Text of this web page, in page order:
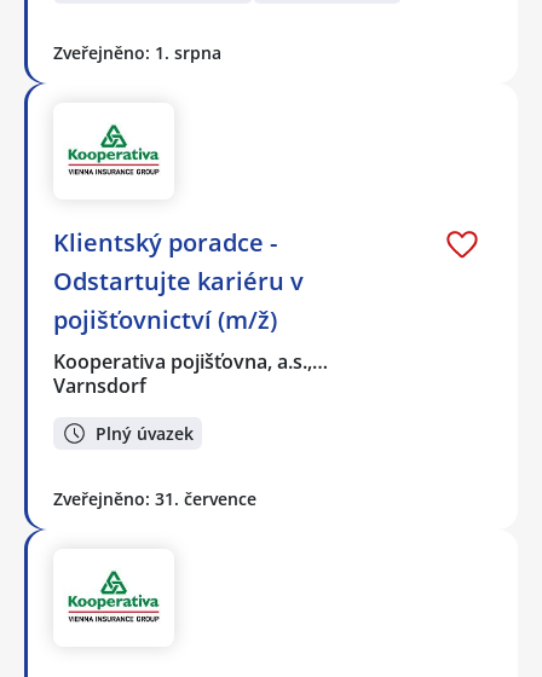
Zveřejněno: 1. srpna
Klientský poradce -
Odstartujte kariéru v
pojišťovnictví (m/ž)
Kooperativa pojišťovna, a.s.,…
Varnsdorf
Plný úvazek
Zveřejněno: 31. července